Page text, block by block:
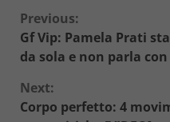
Continue
Reading
Previous:
Gf Vip: Pamela Prati
da sola e non parla
Next:
Corpo perfetto: 4